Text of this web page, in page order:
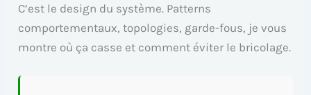
C’est le design du système. Patterns
comportementaux, topologies, garde-fous, je vous
montre où ça casse et comment éviter le bricolage.